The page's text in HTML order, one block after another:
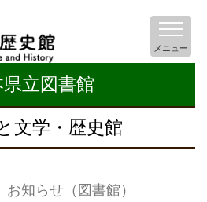
県立図書館
文学・歴史館
メニュー
お知らせ（図書館）